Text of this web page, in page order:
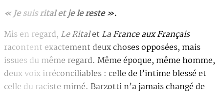
« Je suis rital et je le reste ».
Mis en regard, Le RitaletLa France aux Français
racontent exactement deux choses opposées, mais
issues du même regard. Même époque, même homme,
deux voix irréconciliables : celle de l’intime blessé et
celle du raciste mimé. Barzotti n’a jamais changé de